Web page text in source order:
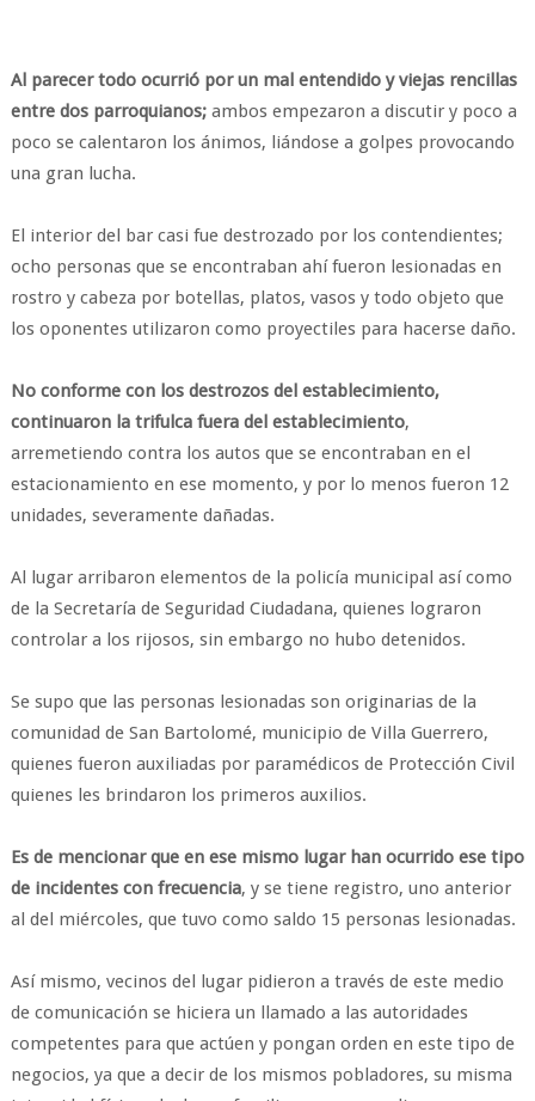
Al parecer todo ocurrió por un mal entendido y viejas rencillas
entre dos parroquianos;ambos empezaron a discutir y poco a
poco se calentaron los ánimos, liándose a golpes provocando
una gran lucha.
El interior del bar casi fue destrozado por los contendientes;
ocho personas que se encontraban ahí fueron lesionadas en
rostro y cabeza por botellas, platos, vasos y todo objeto que
los oponentes utilizaron como proyectiles para hacerse daño.
No conforme con los destrozos del establecimiento,
continuaron la trifulca fuera del establecimiento,
arremetiendo contra los autos que se encontraban en el
estacionamiento en ese momento, y por lo menos fueron 12
unidades, severamente dañadas.
Al lugar arribaron elementos de la policía municipal así como
de la Secretaría de Seguridad Ciudadana, quienes lograron
controlar a los rijosos, sin embargo no hubo detenidos.
Se supo que las personas lesionadas son originarias de la
comunidad de San Bartolomé, municipio de Villa Guerrero,
quienes fueron auxiliadas por paramédicos de Protección Civil
quienes les brindaron los primeros auxilios.
Es de mencionar que en ese mismo lugar han ocurrido ese tipo
de incidentes con frecuencia, y se tiene registro, uno anterior
al del miércoles, que tuvo como saldo 15 personas lesionadas.
Así mismo, vecinos del lugar pidieron a través de este medio
de comunicación se hiciera un llamado a las autoridades
competentes para que actúen y pongan orden en este tipo de
negocios, ya que a decir de los mismos pobladores, su misma